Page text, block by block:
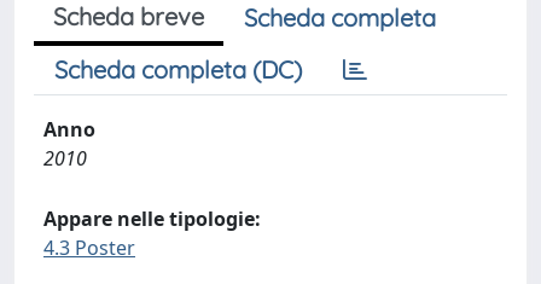
Scheda breve
Scheda completa
Scheda completa (DC)
Anno
2010
Appare nelle tipologie:
4.3 Poster